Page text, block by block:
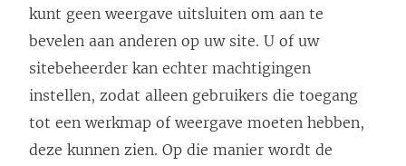
kunt geen weergave uitsluiten om aan te
bevelen aan anderen op uw site. U of uw
sitebeheerder kan echter machtigingen
instellen, zodat alleen gebruikers die toegang
tot een werkmap of weergave moeten hebben,
deze kunnen zien. Op die manier wordt de